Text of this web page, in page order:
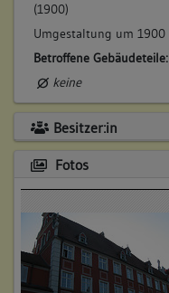
(1900)
Umgestaltung um 1900
Betroffene Gebäudeteile:
keine
Besitzer:in
Fotos